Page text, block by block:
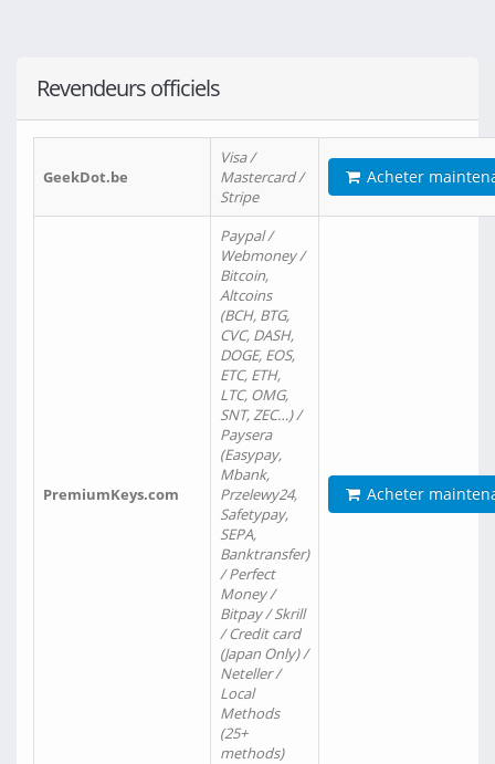
Revendeurs officiels
GeekDot.be
Visa /
Mastercard /
Stripe
Acheter
PremiumKeys.com
Paypal /
Webmoney /
Bitcoin,
Altcoins
(BCH, BTG,
CVC, DASH,
DOGE, EOS,
ETC, ETH,
LTC, OMG,
SNT, ZEC…) /
Paysera
(Easypay,
Mbank,
Przelewy24,
Safetypay,
SEPA,
Banktransfer)
/ Perfect
Money /
Bitpay / Skrill
/ Credit card
(Japan Only) /
Neteller /
Local
Methods
(25+
methods)
Acheter